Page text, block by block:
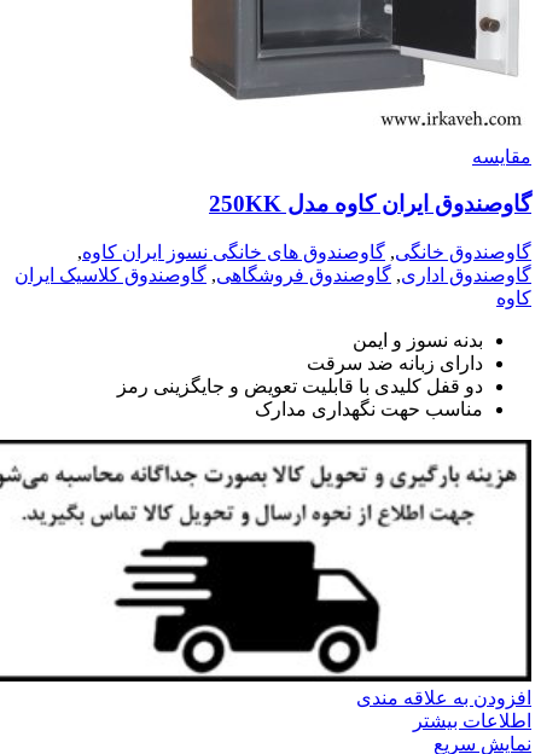
مقايسه
گاوصندوق ایران کاوه مدل 250KK
گاوصندوق خانگی, گاوصندوق های خانگی نسوز ایران کاوه,
گاوصندوق اداری, گاوصندوق فروشگاهی, گاوصندوق کلاسیک ایران
کاوه
بدنه نسوز و ایمن
دارای زبانه ضد سرقت
دو قفل کلیدی با قابلیت تعویض و جایگزینی رمز
مناسب حهت نگهداری مدارک
افزودن به علاقه مندی
اطلاعات بیشتر
نمایش سریع